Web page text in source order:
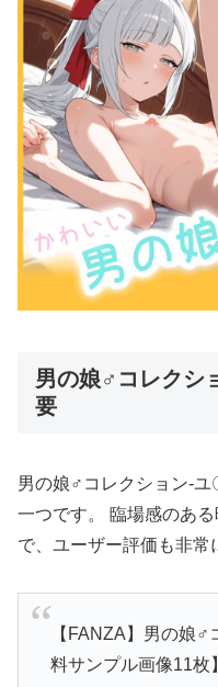
男の娘♂コレクシ
要
男の娘♂コレクション-ユ
一つです。 臨場感のあ
で、ユーザー評価も非常
【FANZA】男の娘
料サンプル画像11枚